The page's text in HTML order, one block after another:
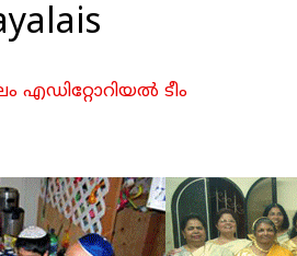
എഡിറ്റോറിയല്‍ ടീം